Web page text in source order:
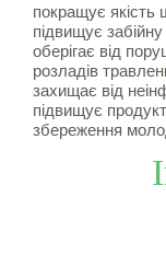
покращує якість
підвищує
оберігає від
розладів
захищає від
підвищує
збереження